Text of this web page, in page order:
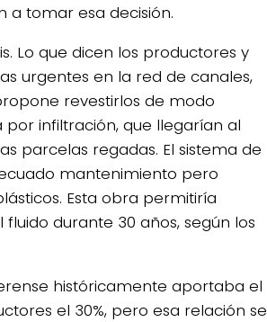
a tomar esa decisión.
Lo que dicen los productores y
urgentes en la red de canales,
revestirlos de modo
infiltración, que llegarían al
parcelas regadas. El sistema de
mantenimiento pero
Esta obra permitiría
durante 30 años, según los
históricamente aportaba el
el 30%, pero esa relación se